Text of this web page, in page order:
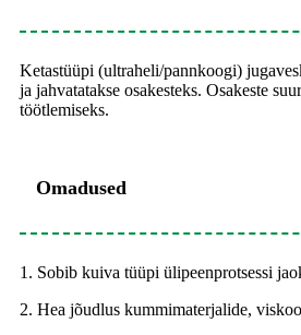
Ketastüüpi (ultraheli/pannkoogi)
ja jahvatatakse osakesteks. Osakeste
töötlemiseks.
Omadused
1. Sobib kuiva tüüpi ülipeenprotsessi
2. Hea jõudlus kummimaterjalide,